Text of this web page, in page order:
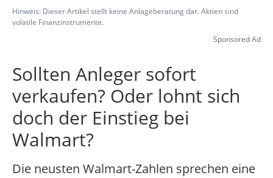
Hinweis: Dieser Artikel stellt keine Anlageberatung dar. Aktien sind
volatile Finanzinstrumente.
Sponsored Ad
Sollten Anleger sofort
verkaufen? Oder lohnt sich
doch der Einstieg bei
Walmart?
Die neusten Walmart-Zahlen sprechen eine